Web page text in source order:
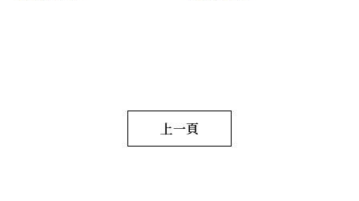
香りのゴールデンポメロとウ
ーロン茶のスープ、滑らかで
奥深い口当たり、心地よい感
SIIDCHA's popular selections.
水蜜桃風味豊かな台湾ウーロ
ン茶、魅惑的な果実の香りと
上一頁